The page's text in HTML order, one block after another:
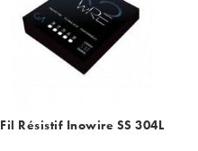
Fil Résistif Inowire SS 304L